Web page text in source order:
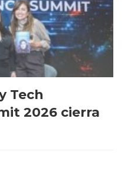
Tech
2026 cierra